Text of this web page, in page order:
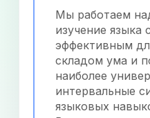
Мы работаем
изучение языка
эффективным
складом ума и
наиболее
интервальные
языковых